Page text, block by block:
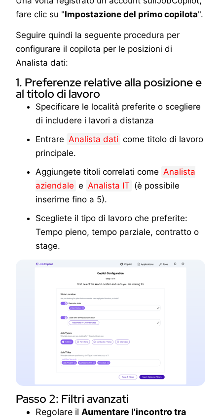
fare clic su "Impostazione del primo copilota".
Seguire quindi la seguente procedura per
configurare il copilota per le posizioni di
Analista dati:
1. Preferenze relative alla posizione e
al titolo di lavoro
Specificare le località preferite o scegliere
di includere i lavori a distanza
Entrare Analista dati come titolo di lavoro
principale.
Aggiungete titoli correlati come Analista
aziendale e Analista IT (è possibile
inserirne fino a 5).
Scegliete il tipo di lavoro che preferite:
Tempo pieno, tempo parziale, contratto o
stage.
Passo 2: Filtri avanzati
Regolare il Aumentare l'incontro tra